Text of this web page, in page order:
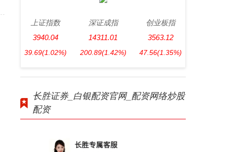
上证指数
3940.04
39.69(1.02%)
深证成指
14311.01
200.89(1.42%)
创业板指
3563.12
47.56(1.35%)
长胜证券_白银配资官网_配资网络炒股
配资